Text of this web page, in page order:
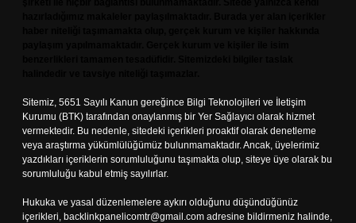
Sitemiz, 5651 Sayılı Kanun gereğince Bilgi Teknolojileri ve İletişim
Kurumu (BTK) tarafından onaylanmış bir Yer Sağlayıcı olarak hizmet
vermektedir. Bu nedenle, sitedeki içerikleri proaktif olarak denetleme
veya araştırma yükümlülüğümüz bulunmamaktadır. Ancak, üyelerimiz
yazdıkları içeriklerin sorumluluğunu taşımakta olup, siteye üye olarak bu
sorumluluğu kabul etmiş sayılırlar.
Hukuka ve yasal düzenlemelere aykırı olduğunu düşündüğünüz
içerikleri, backlinkpanelicomtr@gmail.com adresine bildirmeniz halinde,